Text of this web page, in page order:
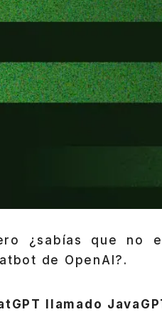
¿sabías que no
de OpenAI?.
llamado